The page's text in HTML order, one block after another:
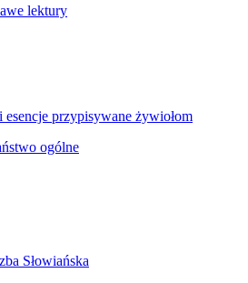
lektury
esencje przypisywane żywiołom
ogólne
Słowiańska